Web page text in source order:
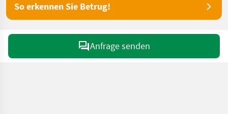
So erkennen Sie Betrug!
Anfrage senden